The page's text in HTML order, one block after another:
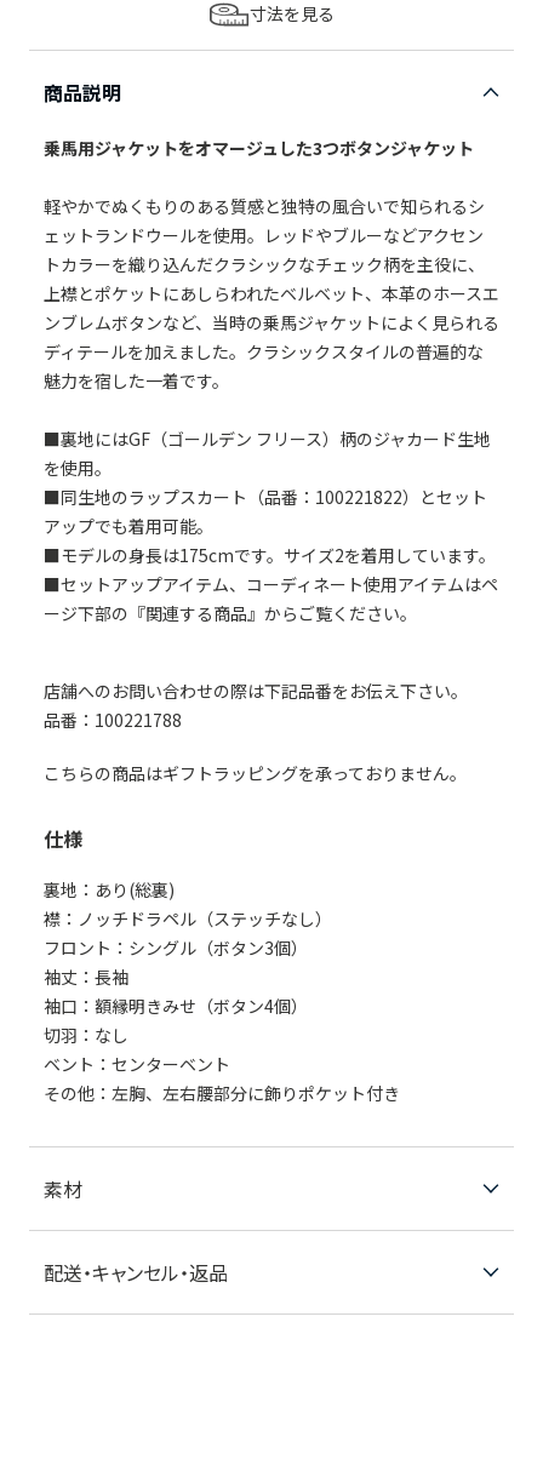
寸法を見る
商品説明
乗馬用ジャケットをオマージュした3つボタンジャケット
軽やかでぬくもりのある質感と独特の風合いで知られるシ
ェットランドウールを使用。レッドやブルーなどアクセン
トカラーを織り込んだクラシックなチェック柄を主役に、
上襟とポケットにあしらわれたベルベット、本革のホースエ
ンブレムボタンなど、当時の乗馬ジャケットによく見られる
ディテールを加えました。クラシックスタイルの普遍的な
魅力を宿した一着です。
■裏地にはGF（ゴールデン フリース）柄のジャカード生地
を使用。
■同生地のラップスカート（品番：100221822）とセット
アップでも着用可能。
■モデルの身長は175cmです。サイズ2を着用しています。
■セットアップアイテム、コーディネート使用アイテムはペ
ージ下部の『関連する商品』からご覧ください。
店舗へのお問い合わせの際は下記品番をお伝え下さい。
品番：100221788
こちらの商品はギフトラッピングを承っておりません。
仕様
裏地：あり(総裏)
襟：ノッチドラペル（ステッチなし）
フロント：シングル（ボタン3個）
袖丈：長袖
袖口：額縁明きみせ（ボタン4個）
切羽：なし
ベント：センターベント
その他：左胸、左右腰部分に飾りポケット付き
素材
配送・キャンセル・返品